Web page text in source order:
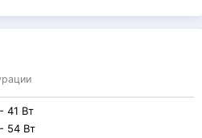
- 41 Вт
- 54 Вт